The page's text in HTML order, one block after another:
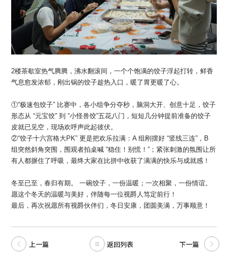
2楼茶歇室热气腾腾，沸水翻滚间，一个个饱满的饺子浮起打转，鲜香
气息愈发浓郁，刚出锅的饺子趁热入口，暖了胃更暖了心。
①“极速包饺子” 比赛中，各小组争分夺秒，脑洞大开、创意十足，饺子
形态从 “元宝饺” 到 “小怪兽饺”五花八门，短短几分钟提前准备的饺子
皮就已见空，现场欢呼声此起彼伏。
②“饺子十六宫格大PK” 更是把欢乐拉满：A 组刚摆好 “竖线三连”，B
组突然斜角突围，围观者拍桌喊 “稳住！别慌！”；紧张刺激的氛围让所
有人都摒住了呼吸，最终大家在比拼中收获了满满的快乐与成就感！
冬至已至，春归有期。 一碗饺子，一份温暖；一次相聚，一份情谊。
愿这个冬天的温暖与美好，伴随每一位视爵人笃定前行！
最后，再次祝愿所有视爵伙伴们，冬日安康，团圆美满，万事顺意！
上一篇 返回列表 下一篇